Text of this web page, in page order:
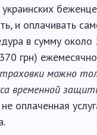
и оплачивать
в сумму около
грн)
можно
временной
оплаченная